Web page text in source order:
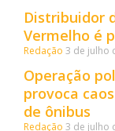
Distribuidor
Vermelho é
Redação 3 de julho
Operação
provoca
de ônibus
Redação 3 de julho